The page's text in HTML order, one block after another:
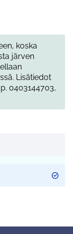
koska
järven
Lisätiedot
0403144703,